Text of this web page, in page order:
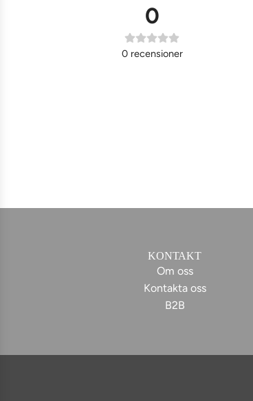
0
0 recensioner
KONTAKT
Om oss
Kontakta oss
B2B